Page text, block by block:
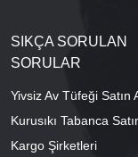
SIKÇA SORULAN
SORULAR
Yivsiz Av Tüfeği Satın
Kurusıkı Tabanca
Kargo Şirketleri